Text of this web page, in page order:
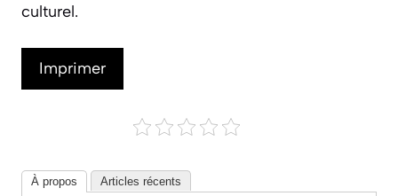
culturel.
Imprimer
À propos Articles récents